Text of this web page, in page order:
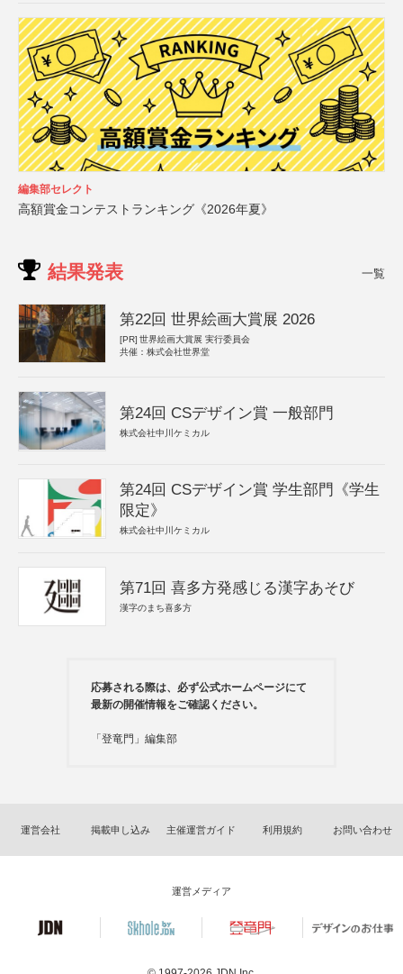
編集部セレクト
高額賞金コンテストランキング《2026年夏》
結果発表 一覧
第22回 世界絵画大賞展 2026
[PR] 世界絵画大賞展 実行委員会
共催：株式会社世界堂
第24回 CSデザイン賞 一般部門
株式会社中川ケミカル
第24回 CSデザイン賞 学生部門《学生
限定》
株式会社中川ケミカル
第71回 喜多方発感じる漢字あそび
漢字のまち喜多方
応募される際は、必ず公式ホームページにて
最新の開催情報をご確認ください。
「登竜門」編集部
運営会社 掲載申し込み 主催運営ガイド 利用規約 お問い合わせ
運営メディア